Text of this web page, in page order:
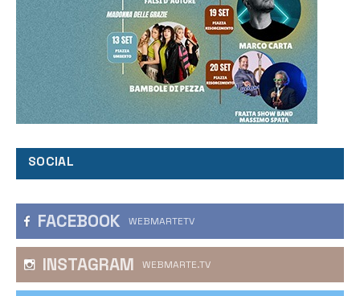
SOCIAL
FACEBOOK WEBMARTETV
INSTAGRAM WEBMARTE.TV